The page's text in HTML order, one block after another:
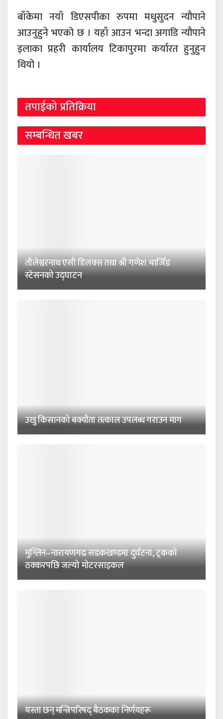
बाँकेमा नयाँ डिएसपीका रुपमा मधुसुदन न्यौपाने
आउनुहुने भएको छ । यहाँ आउन भन्दा अगाडि न्यौपाने
इलाका प्रहरी कार्यालय टिकापुरमा कर्यारत हुनुहुन
थियो ।
तपाईको प्रतिक्रिया
सम्बन्धित खबर
तौलेश्वरनाथ एसी डिलक्स तथा श्री गणेश चार्जिङ
स्टेसनको उद्घाटन
उखु किसानको बक्यौता तत्काल उपलब्ध गराउन माग
मुग्लिन–नारायणगढ सडकखण्डमा दुर्घटना, ट्रकको
ठक्करपछि जल्यो मोटरसाइकल
यस्ता छन् मन्त्रिपरिषद् बैठकका निर्णयहरू